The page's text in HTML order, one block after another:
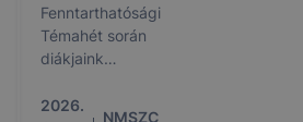
Fenntarthatósági
Témahét során
diákjaink
és
2026.
NMSZC